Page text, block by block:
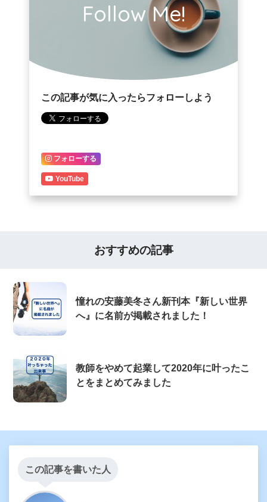
Follow Me!
この記事が気に入ったらフォローしよう
フォローする
YouTube
おすすめの記事
憧れの安藤美冬さん新刊本『新しい世界
へ』に名前が掲載されました！
教師をやめて起業して2020年に叶ったこ
とをまとめてみました
この記事を書いた人